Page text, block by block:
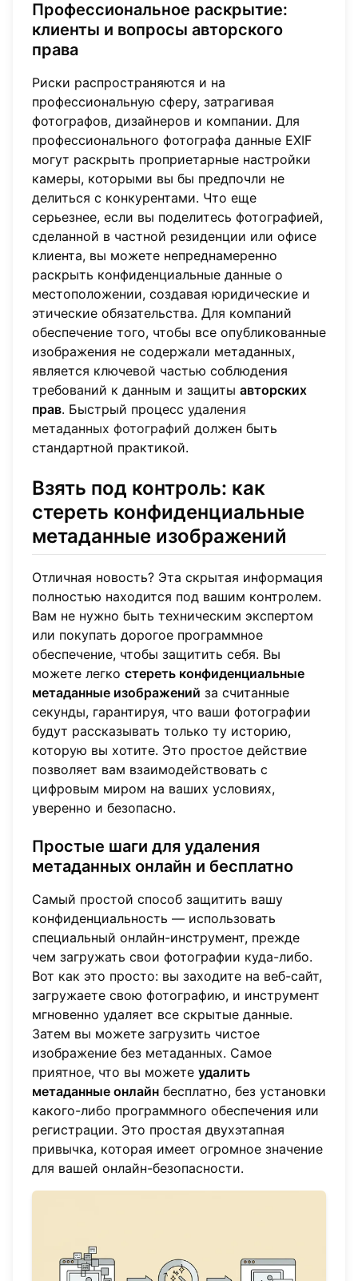
Профессиональное раскрытие:
клиенты и вопросы авторского
права
Риски распространяются и на
профессиональную сферу, затрагивая
фотографов, дизайнеров и компании. Для
профессионального фотографа данные EXIF
могут раскрыть проприетарные настройки
камеры, которыми вы бы предпочли не
делиться с конкурентами. Что еще
серьезнее, если вы поделитесь фотографией,
сделанной в частной резиденции или офисе
клиента, вы можете непреднамеренно
раскрыть конфиденциальные данные о
местоположении, создавая юридические и
этические обязательства. Для компаний
обеспечение того, чтобы все опубликованные
изображения не содержали метаданных,
является ключевой частью соблюдения
требований к данным и защиты авторских
прав. Быстрый процесс удаления
метаданных фотографий должен быть
стандартной практикой.
Взять под контроль: как
стереть конфиденциальные
метаданные изображений
Отличная новость? Эта скрытая информация
полностью находится под вашим контролем.
Вам не нужно быть техническим экспертом
или покупать дорогое программное
обеспечение, чтобы защитить себя. Вы
можете легко стереть конфиденциальные
метаданные изображений за считанные
секунды, гарантируя, что ваши фотографии
будут рассказывать только ту историю,
которую вы хотите. Это простое действие
позволяет вам взаимодействовать с
цифровым миром на ваших условиях,
уверенно и безопасно.
Простые шаги для удаления
метаданных онлайн и бесплатно
Самый простой способ защитить вашу
конфиденциальность — использовать
специальный онлайн-инструмент, прежде
чем загружать свои фотографии куда-либо.
Вот как это просто: вы заходите на веб-сайт,
загружаете свою фотографию, и инструмент
мгновенно удаляет все скрытые данные.
Затем вы можете загрузить чистое
изображение без метаданных. Самое
приятное, что вы можете удалить
метаданные онлайн бесплатно, без установки
какого-либо программного обеспечения или
регистрации. Это простая двухэтапная
привычка, которая имеет огромное значение
для вашей онлайн-безопасности.